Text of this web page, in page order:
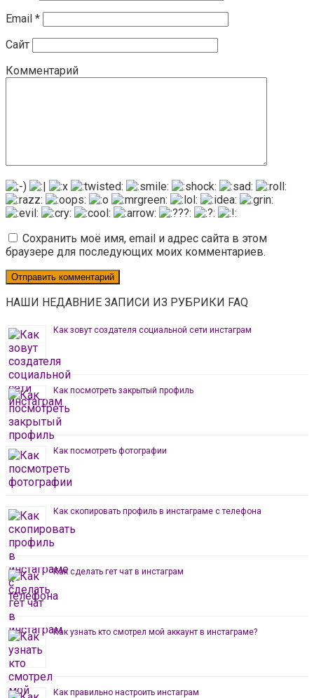
Email *
Сайт
Комментарий
Сохранить моё имя, email и адрес сайта в этом
браузере для последующих моих комментариев.
НАШИ НЕДАВНИЕ ЗАПИСИ ИЗ РУБРИКИ FAQ
Как зовут создателя социальной сети инстаграм
Как посмотреть закрытый профиль
Как посмотреть фотографии
Как скопировать профиль в инстаграме с телефона
Как сделать гет чат в инстаграм
Как узнать кто смотрел мой аккаунт в инстаграме?
Как правильно настроить инстаграм